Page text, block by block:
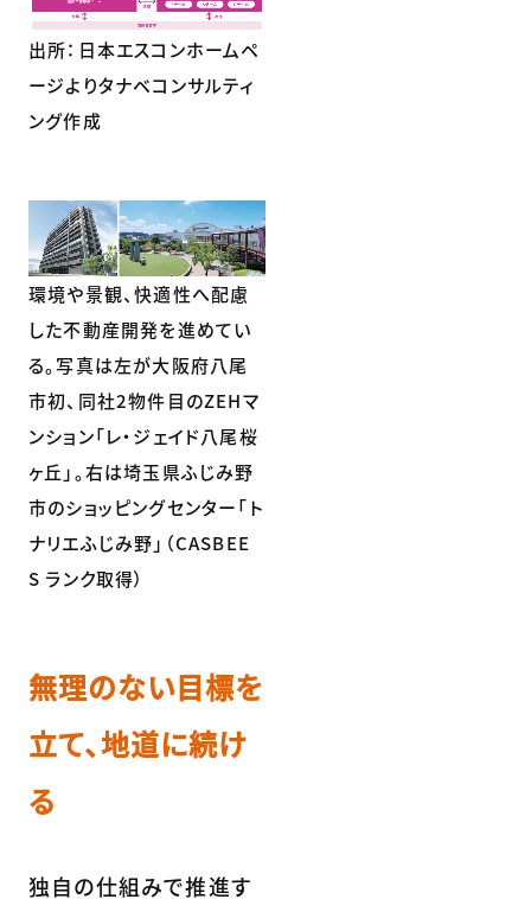
出所：日本エスコンホームペ
ージよりタナベコンサルティ
ング作成
環境や景観、快適性へ配慮
した不動産開発を進めてい
る。写真は左が大阪府八尾
市初、同社2物件目のZEHマ
ンション「レ・ジェイド八尾桜
ヶ丘」。右は埼玉県ふじみ野
市のショッピングセンター「ト
ナリエふじみ野」（CASBEE
S ランク取得）
無理のない目標を
立て、地道に続け
る
独自の仕組みで推進す